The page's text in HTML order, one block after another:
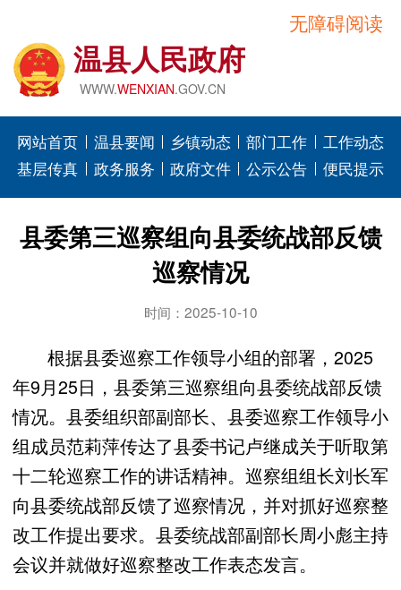
无障碍阅读
温县人民政府
WWW.WENXIAN.GOV.CN
网站首页 温县要闻 乡镇动态 部门工作
工作动态
基层传真
政务服务 政府文件 公示公告 便民提示
县委第三巡察组向县委统战部反馈
巡察情况
时间：2025-10-10
根据县委巡察工作领导小组的部署，2025
年9月25日，县委第三巡察组向县委统战部反馈
情况。县委组织部副部长、县委巡察工作领导小
组成员范莉萍传达了县委书记卢继成关于听取第
十二轮巡察工作的讲话精神。巡察组组长刘长军
向县委统战部反馈了巡察情况，并对抓好巡察整
改工作提出要求。县委统战部副部长周小彪主持
会议并就做好巡察整改工作表态发言。